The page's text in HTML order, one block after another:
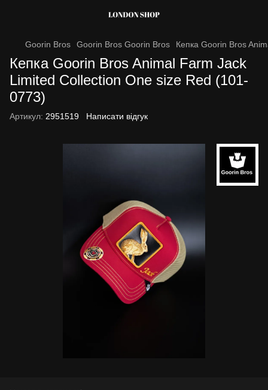
Goorin Bros Goorin Bros Goorin Bros Кепка Goorin Bros
Кепка Goorin Bros Animal Farm Jack
Limited Collection One size Red (101-
0773)
Артикул: 2951519 Написати відгук